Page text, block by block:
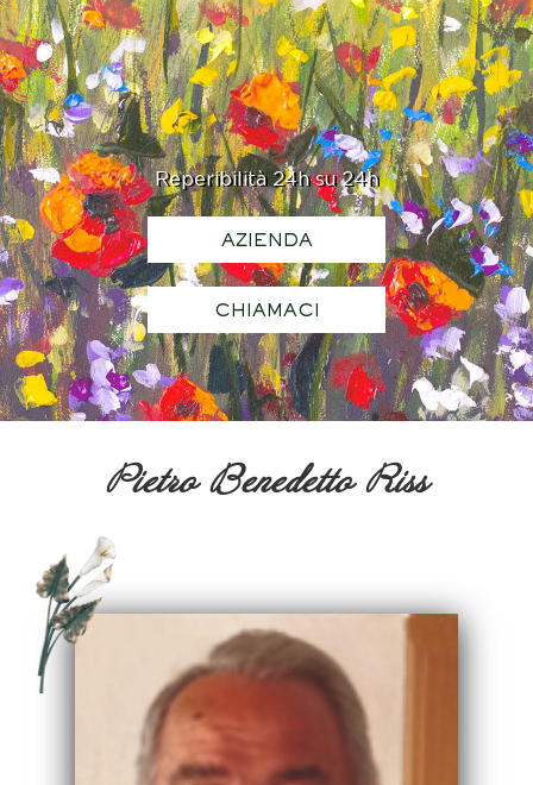
Reperibilità 24h su 24h
AZIENDA
CHIAMACI
Pietro Benedetto Riss